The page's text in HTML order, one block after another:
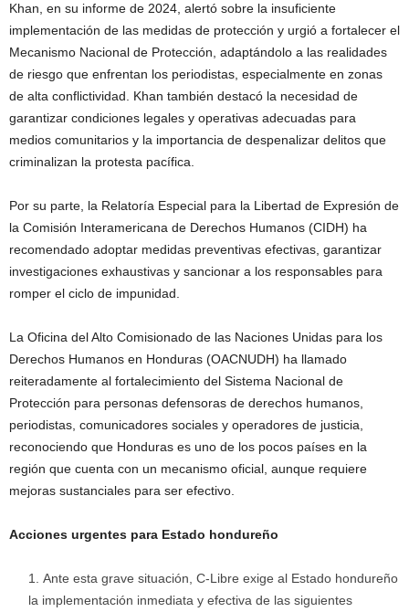
Khan, en su informe de 2024, alertó sobre la insuficiente
implementación de las medidas de protección y urgió a fortalecer el
Mecanismo Nacional de Protección, adaptándolo a las realidades
de riesgo que enfrentan los periodistas, especialmente en zonas
de alta conflictividad. Khan también destacó la necesidad de
garantizar condiciones legales y operativas adecuadas para
medios comunitarios y la importancia de despenalizar delitos que
criminalizan la protesta pacífica.
Por su parte, la Relatoría Especial para la Libertad de Expresión de
la Comisión Interamericana de Derechos Humanos (CIDH) ha
recomendado adoptar medidas preventivas efectivas, garantizar
investigaciones exhaustivas y sancionar a los responsables para
romper el ciclo de impunidad.
La Oficina del Alto Comisionado de las Naciones Unidas para los
Derechos Humanos en Honduras (OACNUDH) ha llamado
reiteradamente al fortalecimiento del Sistema Nacional de
Protección para personas defensoras de derechos humanos,
periodistas, comunicadores sociales y operadores de justicia,
reconociendo que Honduras es uno de los pocos países en la
región que cuenta con un mecanismo oficial, aunque requiere
mejoras sustanciales para ser efectivo.
Acciones urgentes para Estado hondureño
Ante esta grave situación, C-Libre exige al Estado hondureño
la implementación inmediata y efectiva de las siguientes